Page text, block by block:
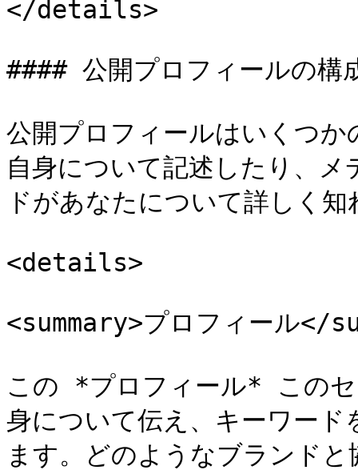
</details>
#### 公開プロフィールの構
公開プロフィールはいくつ
自身について記述したり、
ドがあなたについて詳しく
<details>
<summary>プロフィール</
この *プロフィール* このセ
身について伝え、キーワー
ます。どのようなブランド